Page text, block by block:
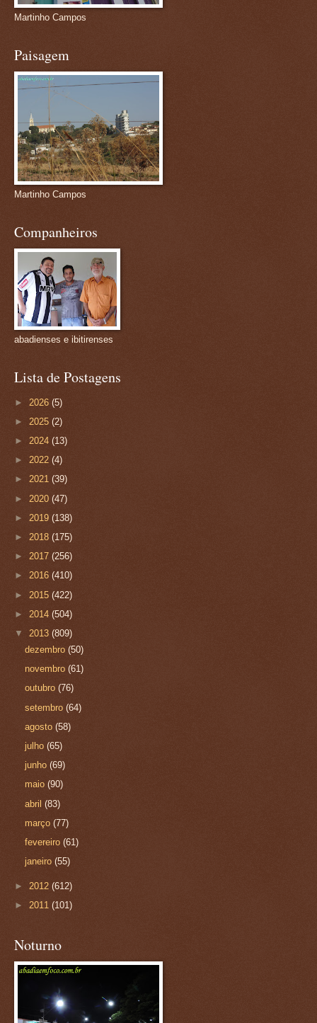
Martinho Campos
Paisagem
Martinho Campos
Companheiros
abadienses e ibitirenses
Lista de Postagens
► 2026 (5)
► 2025 (2)
► 2024 (13)
► 2022 (4)
► 2021 (39)
► 2020 (47)
► 2019 (138)
► 2018 (175)
► 2017 (256)
► 2016 (410)
► 2015 (422)
► 2014 (504)
▼ 2013 (809)
dezembro(50)
novembro(61)
outubro(76)
setembro(64)
agosto(58)
julho(65)
junho(69)
maio(90)
abril(83)
março(77)
fevereiro(61)
janeiro(55)
► 2012 (612)
► 2011 (101)
Noturno